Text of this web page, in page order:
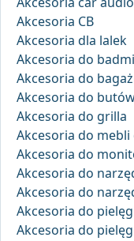
Akcesoria CB
Akcesoria dla lalek
Akcesoria do
Akcesoria do
Akcesoria do
Akcesoria do grilla
Akcesoria do
Akcesoria do
Akcesoria do
Akcesoria do
Akcesoria do
Akcesoria do